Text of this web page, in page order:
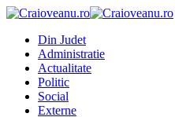
Din Judet
Administratie
Actualitate
Politic
Social
Externe